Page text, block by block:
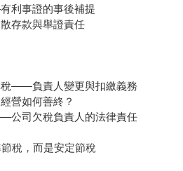
利事證的事後補提
存款與舉證責任
——負責人變更與扣繳義務
營如何善終？
司欠稅負責人的法律責任
稅，而是安定節稅